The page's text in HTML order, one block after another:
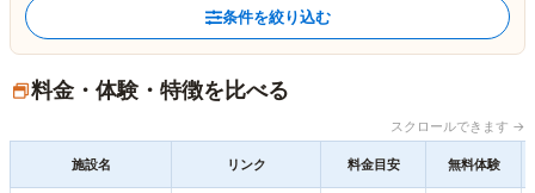
条件を絞り込む
料金・体験・特徴を比べる
スクロールできます →
施設名 リンク 料金目安 無料体験